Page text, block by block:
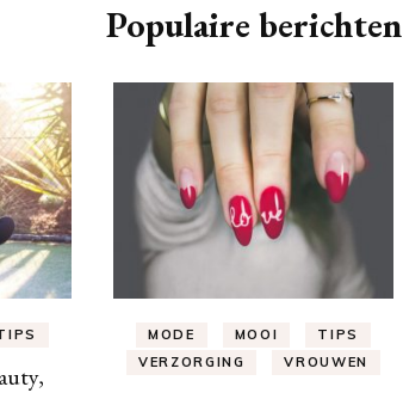
Populaire berichten
MODE MOOI
TIPS
VERZORGING
VROUWEN